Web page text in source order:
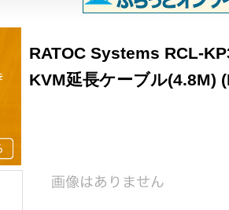
RATOC Systems RCL-
KVM延長ケーブル(4.8M)